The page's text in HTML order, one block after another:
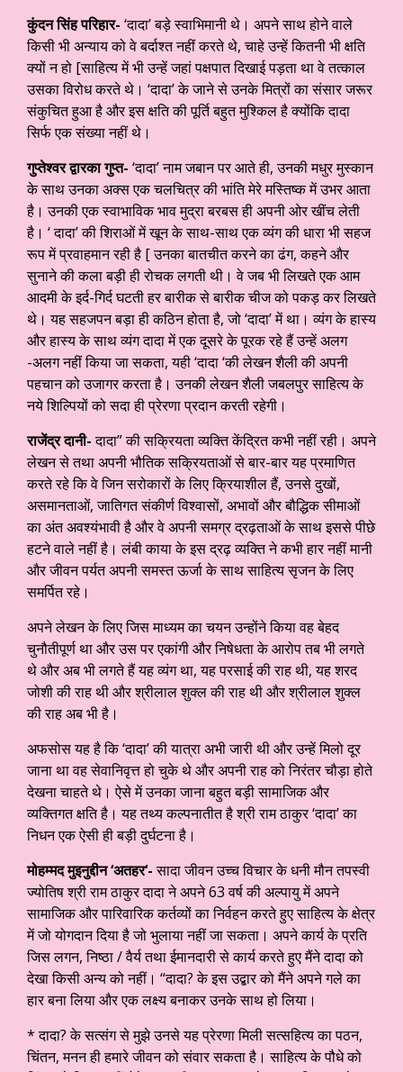
कुंदन सिंह परिहार- ‘दादा’ बड़े स्वाभिमानी थे। अपने साथ होने वाले
किसी भी अन्याय को वे बर्दाश्त नहीं करते थे, चाहे उन्हें कितनी भी क्षति
क्‍यों न हो [साहित्य में भी उन्हें जहां पक्षपात दिखाई पड़ता था वे तत्काल
उसका विरोध करते थे। ‘दादा’ के जाने से उनके मित्रों का संसार जरूर
संकुचित हुआ है और इस क्षति की पूर्ति बहुत मुश्किल है क्योंकि दादा
सिर्फ एक संख्या नहीं थे।
गुप्तेश्वर द्वारका गुप्त- ‘दादा’ नाम जबान पर आते ही, उनकी मधुर मुस्कान
के साथ उनका अक्स एक चलचित्र की भांति मेरे मस्तिष्क में उभर आता
है। उनकी एक स्वाभाविक भाव मुद्रा बरबस ही अपनी ओर खींच लेती
है। ‘ दादा’ की शिराओं में खून के साथ-साथ एक व्यंग की धारा भी सहज
रूप में प्रवाहमान रही है [ उनका बातचीत करने का ढंग, कहने और
सुनाने की कला बड़ी ही रोचक लगती थी। वे जब भी लिखते एक आम
आदमी के इर्द-गिर्द घटती हर बारीक से बारीक चीज को पकड़ कर लिखते
थे। यह सहजपन बड़ा ही कठिन होता है, जो ‘दादा’ में था। व्यंग के हास्य
और हास्य के साथ व्यंग दादा में एक दूसरे के पूरक रहे हैं उन्हें अलग
-अलग नहीं किया जा सकता, यही ‘दादा ‘की लेखन शैली की अपनी
पहचान को उजागर करता है। उनकी लेखन शैली जबलपुर साहित्य के
नये शिल्पियों को सदा ही प्रेरणा प्रदान करती रहेगी।
राजेंद्र दानी-दादा” की सक्रियता व्यक्ति केंद्रित कभी नहीं रही। अपने
लेखन से तथा अपनी भौतिक सक्रियताओं से बार-बार यह प्रमाणित
करते रहे कि वे जिन सरोकारों के लिए क्रियाशील हैं, उनसे दुखों,
असमानताओं, जातिगत संकीर्ण विश्वासों, अभावों और बौद्धिक सीमाओं
का अंत अवश्यंभावी है और वे अपनी समग्र द्रढ़ताओं के साथ इससे पीछे
हटने वाले नहीं है। लंबी काया के इस द्रढ़ व्यक्ति ने कभी हार नहीं मानी
और जीवन पर्यत अपनी समस्त ऊर्जा के साथ साहित्य सृजन के लिए
समर्पित रहे।
अपने लेखन के लिए जिस माध्यम का चयन उन्होंने किया वह बेहद
चुनौतीपूर्ण था और उस पर एकांगी और निषेधता के आरोप तब भी लगते
थे और अब भी लगते हैं यह व्यंग था, यह परसाई की राह थी, यह शरद
जोशी की राह थी और श्रीलाल शुक्ल की राह थी और श्रीलाल शुक्ल
की राह अब भी है।
अफसोस यह है कि ‘दादा’ की यात्रा अभी जारी थी और उन्हें मिलो दूर
जाना था वह सेवानिवृत्त हो चुके थे और अपनी राह को निरंतर चौड़ा होते
देखना चाहते थे। ऐसे में उनका जाना बहुत बड़ी सामाजिक और
व्यक्तिगत क्षति है। यह तथ्य कल्पनातीत है श्री राम ठाकुर ‘दादा’ का
निधन एक ऐसी ही बड़ी दुर्घटना है।
मोहम्मद मुइनुद्दीन‘अतहर‘-सादा जीवन उच्च विचार के धनी मौन तपस्वी
ज्योतिष श्री राम ठाकुर दादा ने अपने 63 वर्ष की अल्पायु में अपने
सामाजिक और पारिवारिक कर्तव्यों का निर्वहन करते हुए साहित्य के क्षेत्र
में जो योगदान दिया है जो भुलाया नहीं जा सकता। अपने कार्य के प्रति
जिस लगन, निष्ठा / वैर्य तथा ईमानदारी से कार्य करते हुए मैंने दादा को
देखा किसी अन्य को नहीं। “दादा? के इस उद्बार को मैंने अपने गले का
हार बना लिया और एक लक्ष्य बनाकर उनके साथ हो लिया।
* दादा? के सत्संग से मुझे उनसे यह प्रेरणा मिली सत्सहित्य का पठन,
चिंतन, मनन ही हमारे जीवन को संवार सकता है। साहित्य के पौधे को